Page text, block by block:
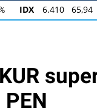
65,94 1,04%
845 12,09 1,45%